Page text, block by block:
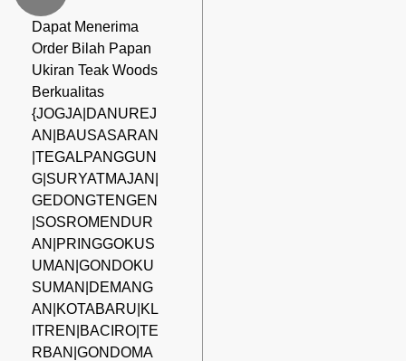
Dapat Menerima
Order Bilah Papan
Ukiran Teak Woods
Berkualitas
{JOGJA|DANUREJ
AN|BAUSASARAN
|TEGALPANGGUN
G|SURYATMAJAN|
GEDONGTENGEN
|SOSROMENDUR
AN|PRINGGOKUS
UMAN|GONDOKU
SUMAN|DEMANG
AN|KOTABARU|KL
ITREN|BACIRO|TE
RBAN|GONDOMA